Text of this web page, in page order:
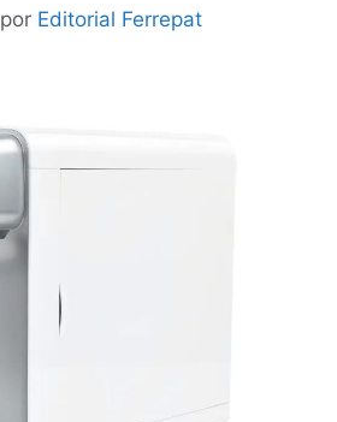
por Editorial Ferrepat